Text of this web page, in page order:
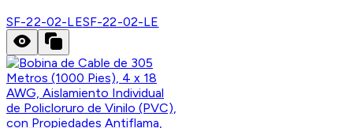
SF-22-02-LESF-22-02-LE